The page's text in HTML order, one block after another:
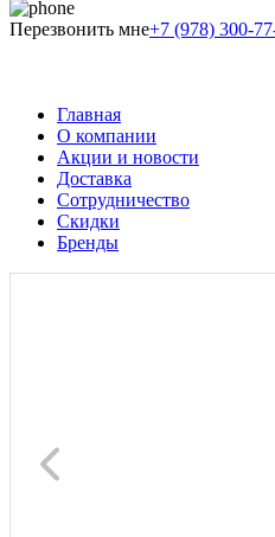
Перезвонить мне+7 (978) 300-
Главная
О компании
Акции и новости
Доставка
Сотрудничество
Скидки
Бренды